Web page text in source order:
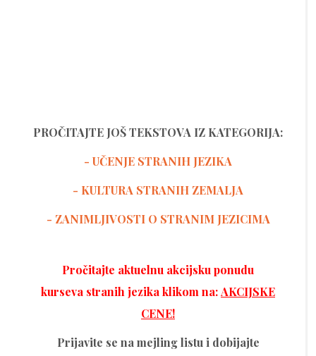
PROČITAJTE JOŠ TEKSTOVA IZ KATEGORIJA:
- UČENJE STRANIH JEZIKA
- KULTURA STRANIH ZEMALJA
- ZANIMLJIVOSTI O STRANIM JEZICIMA
Pročitajte aktuelnu akcijsku ponudu
kurseva stranih jezika klikom na:AKCIJSKE
CENE!
Prijavite se na mejling listu i dobijajte